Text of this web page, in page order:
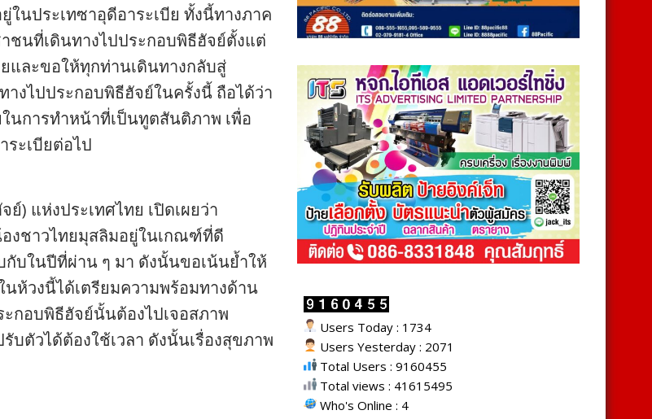
นประเทซาอุดีอาระเบีย ทั้งนี้ทางภาค
ชนที่เดินทางไปประกอบพิธีฮัจย์ตั้งแต่
และขอให้ทุกท่านเดินทางกลับสู่
งไปประกอบพิธีฮัจย์ในครั้งนี้ ถือได้ว่า
นการทำหน้าที่เป็นทูตสันติภาพ เพื่อ
ระเบียต่อไป
แห่งประเทศไทย เปิดเผยว่า
งชาวไทยมุสลิมอยู่ในเกณฑ์ที่ดี
บในปีที่ผ่าน ๆ มา ดังนั้นขอเน้นย้ำให้
ห้วงนี้ได้เตรียมความพร้อมทางด้าน
กอบพิธีฮัจย์นั้นต้องไปเจอสภาพ
บตัวได้ต้องใช้เวลา ดังนั้นเรื่องสุขภาพ
Users Today : 1734
Users Yesterday : 2071
Total Users : 9160455
Total views : 41615495
Who's Online : 4